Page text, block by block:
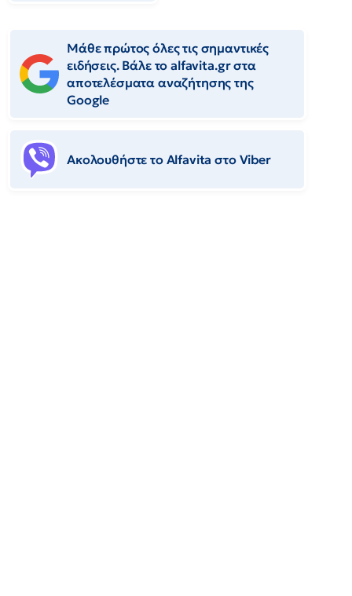
Μάθε πρώτος όλες τις σημαντικές
ειδήσεις. Βάλε το alfavita.gr στα
αποτελέσματα αναζήτησης της
Google
Ακολουθήστε το Αlfavita στο Viber